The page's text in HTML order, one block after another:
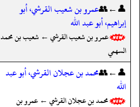
👤←👥عمرو بن شعيب القرشي، أبو
إبراهيم، أبو عبد الله
عمرو بن شعيب القرشي ← شعيب بن محمد
السهمي
👤←👥محمد بن عجلان القرشي، أبو عبد
الله
محمد بن عجلان القرشي ← عمرو بن